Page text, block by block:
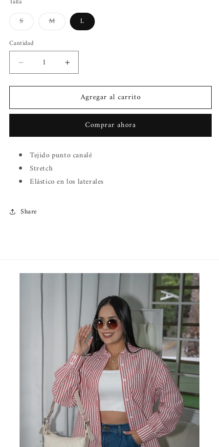
SVariante
agotada
no
disponible
MVariante
agotada
disponible
L
Cantidad
Reducir
cantidad
para
cuello
Aumentar
cantidad
para
Suéter
cuello
Agregar al carrito
Comprar ahora
Tejido punto canalé
Stretch
Elástico en los laterales
Share